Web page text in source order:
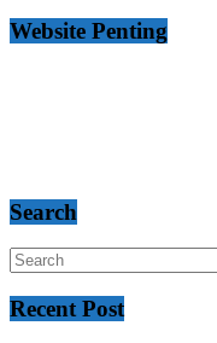
Website Penting
Search
Recent Post